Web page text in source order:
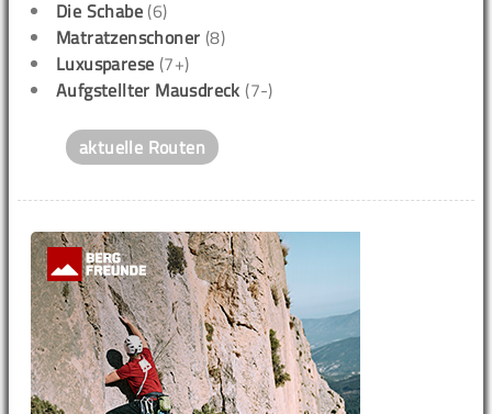
Die Schabe (6)
Matratzenschoner (8)
Luxusparese (7+)
Aufgstellter Mausdreck (7-)
aktuelle Routen